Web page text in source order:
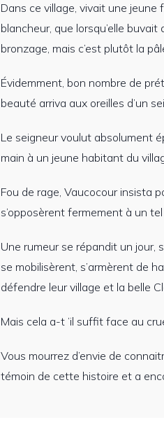
Dans ce village, vivait une jeune
blancheur, que lorsqu’elle
bronzage, mais c’est plutôt la
Évidemment, bon nombre de
beauté arriva aux oreilles d’un
Le seigneur voulut absolument
main à un jeune habitant du
Fou de rage, Vaucocour insista
s’opposèrent fermement à un
Une rumeur se répandit un jour,
se mobilisèrent, s’armèrent de
défendre leur village et la belle
Mais cela a-t ’il suffit face au
Vous mourrez d’envie de
témoin de cette histoire et a